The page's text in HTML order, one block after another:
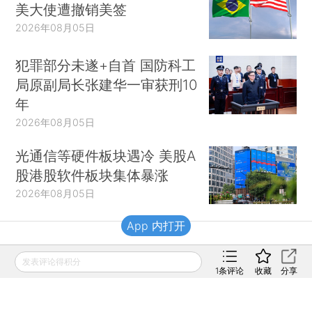
美大使遭撤销美签
2026年08月05日
犯罪部分未遂+自首 国防科工
局原副局长张建华一审获刑10
年
2026年08月05日
光通信等硬件板块遇冷 美股A
股港股软件板块集体暴涨
2026年08月05日
财新移动
发表评论得积分
1条评论 收藏 分享
App 内打开